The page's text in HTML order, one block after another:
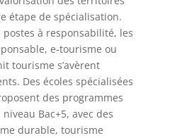
étape de spécialisation.
à responsabilité, les
e-tourisme ou
tourisme s’avèrent
Des écoles spécialisées
des programmes
Bac+5, avec des
durable, tourisme